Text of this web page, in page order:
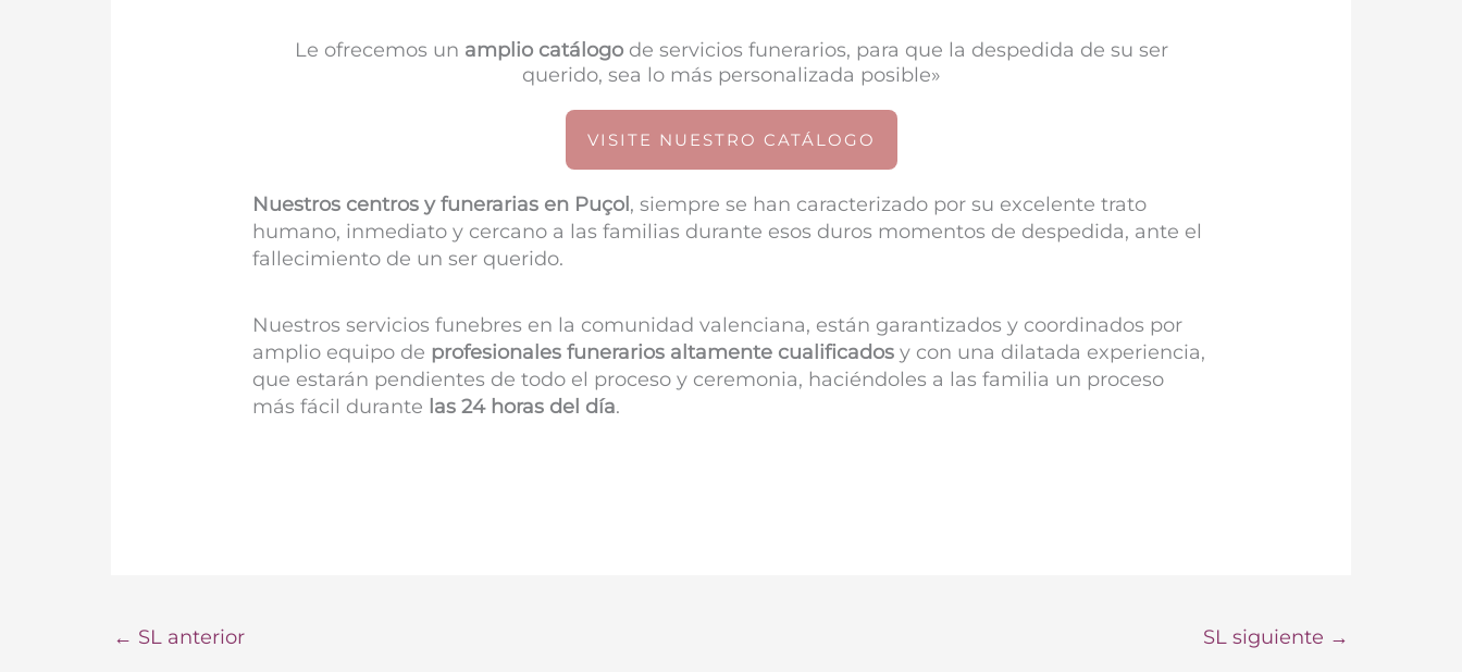
Le ofrecemos un amplio catálogo de servicios funerarios, para que la despedida de su ser
querido, sea lo más personalizada posible»
VISITE NUESTRO CATÁLOGO
Nuestros centros y funerarias en Puçol , siempre se han caracterizado por su excelente trato
humano, inmediato y cercano a las familias durante esos duros momentos de despedida, ante el
fallecimiento de un ser querido.
Nuestros servicios funebres en la comunidad valenciana, están garantizados y coordinados por
amplio equipo de profesionales funerarios altamente cualificados y con una dilatada experiencia,
que estarán pendientes de todo el proceso y ceremonia, haciéndoles a las familia un proceso
más fácil durante las 24 horas del día.
← SL anterior SL siguiente →